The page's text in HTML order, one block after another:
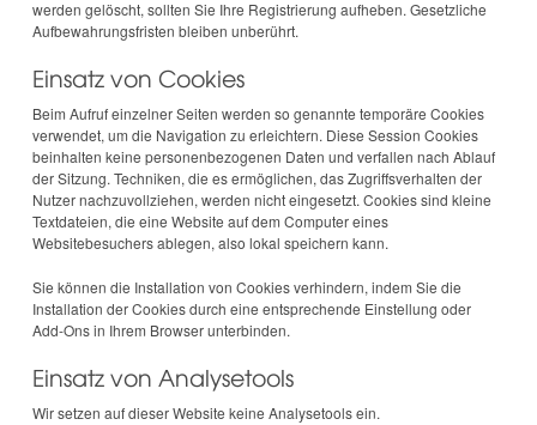
werden gelöscht, sollten Sie Ihre Registrierung aufheben. Gesetzliche
Aufbewahrungsfristen bleiben unberührt.
Einsatz von Cookies
Beim Aufruf einzelner Seiten werden so genannte temporäre Cookies
verwendet, um die Navigation zu erleichtern. Diese Session Cookies
beinhalten keine personenbezogenen Daten und verfallen nach Ablauf
der Sitzung. Techniken, die es ermöglichen, das Zugriffsverhalten der
Nutzer nachzuvollziehen, werden nicht eingesetzt. Cookies sind kleine
Textdateien, die eine Website auf dem Computer eines
Websitebesuchers ablegen, also lokal speichern kann.
Sie können die Installation von Cookies verhindern, indem Sie die
Installation der Cookies durch eine entsprechende Einstellung oder
Add-Ons in Ihrem Browser unterbinden.
Einsatz von Analysetools
Wir setzen auf dieser Website keine Analysetools ein.